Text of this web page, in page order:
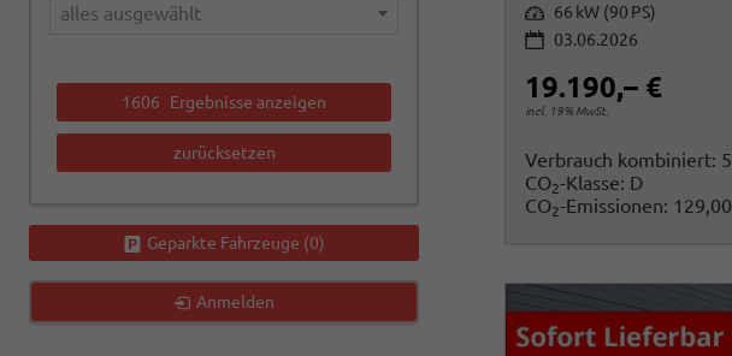
Leistung 66 kW (90 PS)
03.06.2026
19.190,– €
incl. 19% MwSt.
Verbrauch kombiniert:
CO2-Klasse: D
CO2-Emissionen:
alles ausgewählt
1606 Ergebnisse anzeigen
zurücksetzen
Geparkte Fahrzeuge (0)
Anmelden